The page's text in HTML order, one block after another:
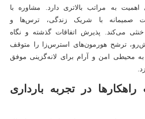
اهمیت به مراتب بالاتری دارد. مشاوره با
صمیمانه با شریک زندگی، ترس‌ها و
می‌کند. پذیرش اتفاقات گذشته و نگاه
ترشح هورمون‌های استرس‌زا را متوقف
محیطی امن و آرام برای لانه‌گزینی موفق
در تجربه بارداری